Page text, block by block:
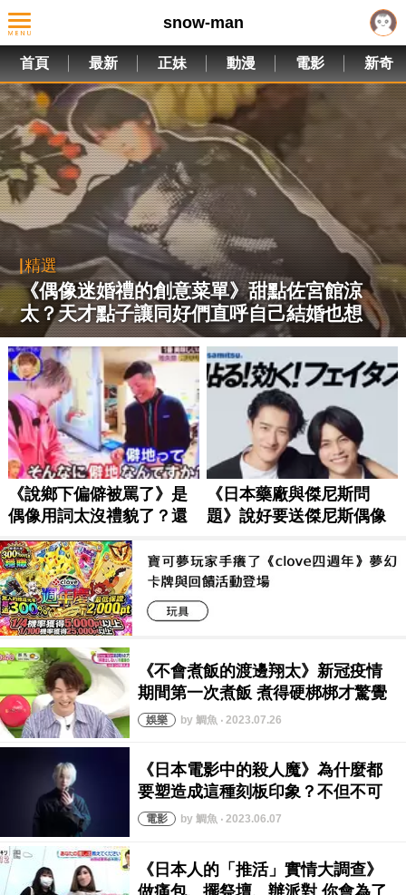
snow-man
首頁 最新 正妹 動漫 電影 新奇
精選
by 鯛魚 ‧ 2023.07.26
by 鯛魚 ‧ 2023.06.07